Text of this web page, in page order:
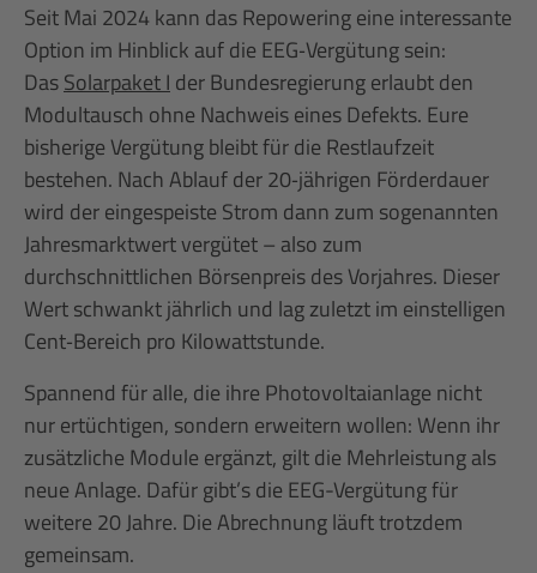
Seit Mai 2024 kann das Repowering eine interessante
Option im Hinblick auf die EEG‑Vergütung sein:
DasSolarpaket I der Bundesregierung erlaubt den
Modultausch ohne Nachweis eines Defekts. Eure
bisherige Vergütung bleibt für die Restlaufzeit
bestehen. Nach Ablauf der 20‑jährigen Förderdauer
wird der eingespeiste Strom dann zum sogenannten
Jahresmarktwert vergütet – also zum
durchschnittlichen Börsenpreis des Vorjahres. Dieser
Wert schwankt jährlich und lag zuletzt im einstelligen
Cent‑Bereich pro Kilowattstunde.
Spannend für alle, die ihre Photovoltaianlage nicht
nur ertüchtigen, sondern erweitern wollen: Wenn ihr
zusätzliche Module ergänzt, gilt die Mehrleistung als
neue Anlage. Dafür gibt’s die EEG-Vergütung für
weitere 20 Jahre. Die Abrechnung läuft trotzdem
gemeinsam.